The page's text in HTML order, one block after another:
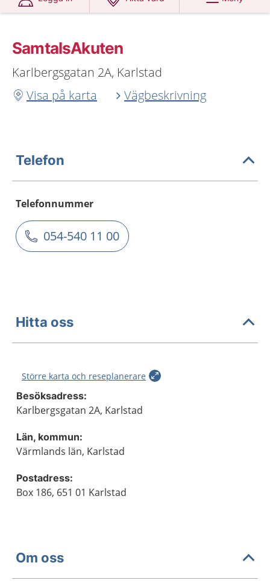
SamtalsAkuten
Karlbergsgatan 2A, Karlstad
Visa på karta
Vägbeskrivning
Telefon
Telefonnummer
054-540 11 00
Hitta oss
Större karta och reseplanerare
Besöksadress:
Karlbergsgatan 2A, Karlstad
Län, kommun:
Värmlands län, Karlstad
Postadress:
Box 186, 651 01 Karlstad
Om oss